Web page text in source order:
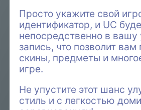
Просто укажите свой
идентификатор, и UC
непосредственно в вашу
запись, что позволит вам
скины, предметы и
игре.
Не упустите этот шанс
стиль и с легкостью